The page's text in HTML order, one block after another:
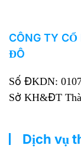
CÔNG TY
ĐÔ
Số ĐKDN:
Sở KH&ĐT
Dịch vụ